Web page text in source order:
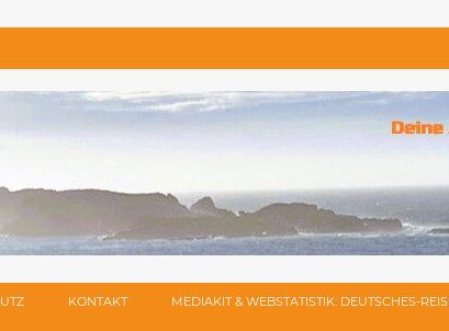
KONTAKT MEDIAKIT & WEBSTATISTIK: DEUTSCHES-